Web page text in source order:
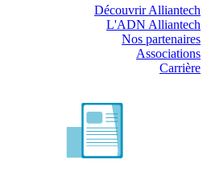
Découvrir Alliantech
L'ADN Alliantech
Nos partenaires
Associations
Carrière